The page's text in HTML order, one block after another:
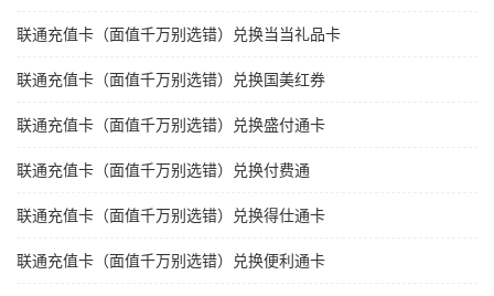
联通充值卡（面值千万别选错）兑换当当礼品卡
联通充值卡（面值千万别选错）兑换国美红券
联通充值卡（面值千万别选错）兑换盛付通卡
联通充值卡（面值千万别选错）兑换付费通
联通充值卡（面值千万别选错）兑换得仕通卡
联通充值卡（面值千万别选错）兑换便利通卡